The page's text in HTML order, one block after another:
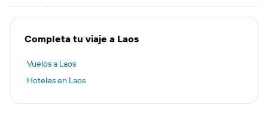
Completa tu viaje a Laos
Vuelos a Laos
Hoteles en Laos